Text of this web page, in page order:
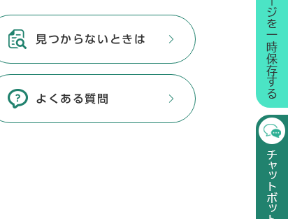
見つからないときは
よくある質問